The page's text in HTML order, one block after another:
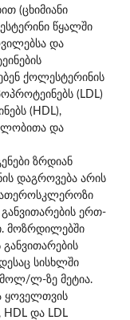
(ცხიმიანი
წყალში
და
ქოლესტერინის
(LDL)
(HDL),
და
ზრდიან
დაგროვება არის
ერთ-
მოზრდილებში
სისხლში
ლ-ზე მეტია.
ყოველთვის
HDL და LDL